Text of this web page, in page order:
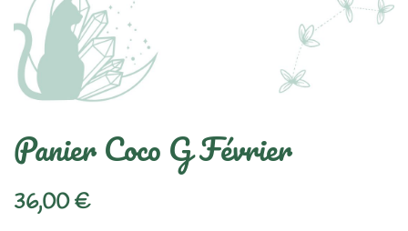
Panier Coco G Février
36,00€